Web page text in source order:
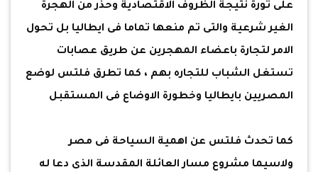
على ثورة نتيجة الظروف الاقتصادية وحذر من الهجرة
الغير شرعية والتى تم منعها تماما فى ايطاليا بل تحول
الامر لتجارة باعضاء المهجرين عن طريق عصابات
تستغل الشباب للتجاره بهم ، كما تطرق فلتس لوضع
المصريين بايطاليا وخطورة الاوضاع فى المستقبل
كما تحدث فلتس عن اهمية السياحة فى مصر
ولاسيما مشروع مسار العائلة المقدسة الذى دعا له